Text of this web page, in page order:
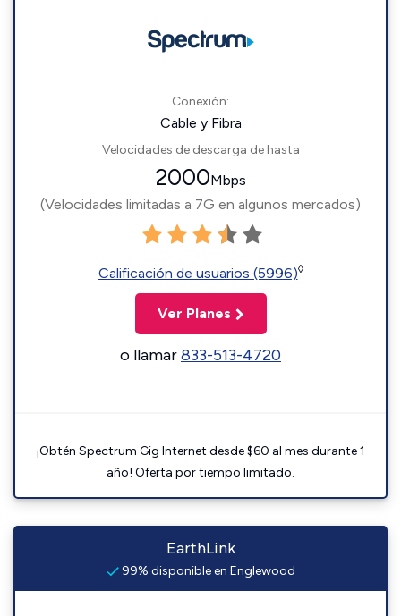
Conexión:
Cable y Fibra
Velocidades de descarga de hasta
2000Mbps
(Velocidades limitadas a 7G en algunos mercados)
Calificación de usuarios (5996)◊
Ver Planes
o llamar833-513-4720
¡Obtén Spectrum Gig Internet desde $60 al mes durante 1
año! Oferta por tiempo limitado.
EarthLink
99% disponible en Englewood